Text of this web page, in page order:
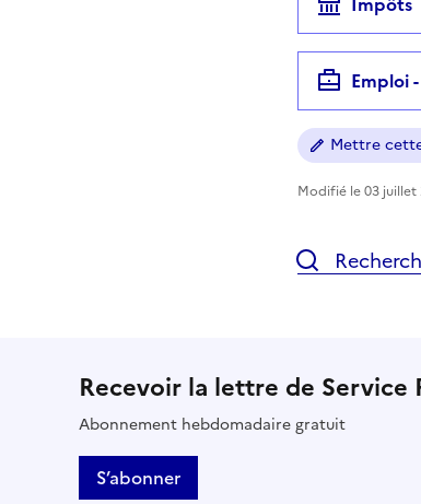
Emploi
Mettre
Modifié le 03
Recevoir la lettre de Service
Abonnement hebdomadaire gratuit
S’abonner